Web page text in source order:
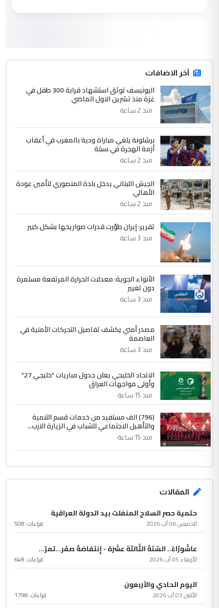
جنسية الرافد الثالث للعراق ومن اصول عريقة
ابا فرات ...
الموضوع :
الجواهري يرد على صدام حسين سل
مضجعيك يابن الزنا (نص كامل)
4 سردار
التعليق : واحد من عصابة علي ماما يسقط
جنسية الرافد الثالث للعراق ومن اصول عريقة
ابا فرات ...
الموضوع :
الجواهري يرد على صدام حسين سل
مضجعيك يابن الزنا (نص كامل)
التعليق : تحياتي لك استاذ حامدتركان. كلام
دقيق ومسؤول؛ فالاستثمار الحقيقي للإنسان
وثروات البلد يعتمد على الكفاءة ...
الموضوع :
بين الإهمال واغتصاب الأرض.. بلاد
الرافدين تعاني الجفاف والتصحر!!
آخر الاضافات
اليونيسف توثق استشهاد قرابة 300 طفل في
غزة منذ تشرين الاول الماضي
منذ 2 ساعة
برشلونة يلغي مباراة ودية بالمغرب في أعقاب
أزمة الهجرة في سبتة
منذ 2 ساعة
الجيش اللبناني يدخل بلدة المنصوري لتأمين عودة
الأهالي
منذ 2 ساعة
تقرير: إيران طوّرت قدرات صواريخها بشكل كبير
منذ 3 ساعة
الأنواء الجوية: معدلات الحرارة المرتفعة مستمرة
دون تغيير
منذ 3 ساعة
مصدر أمني يكشف تفاصيل التحركات الأمنية في
العاصمة
منذ 3 ساعة
الاتحاد الخليجي يعلن جدول مباريات "خليجي 27"
وأولى مواجهات العراق
منذ 15 ساعة
(796) الف مستفيد من خدمات قسم التنمية
والتأهيل الاجتماعي للشباب في الزيارة الارب...
منذ 15 ساعة
المقالات
حتمية حصر السلاح المنفلت بيد الدولة العراقية
الخميس 06 آب 2026 قراءات :508
عاشُورْاءُ.. السّنَةُ الثّالثةَ عشَرَة - إِنتفاضةُ صفَر…تمرّ...
الأربعاء 05 آب 2026 قراءات :648
اليوم الحادي والأربعون
الأثنين 03 آب 2026 قراءات :1798